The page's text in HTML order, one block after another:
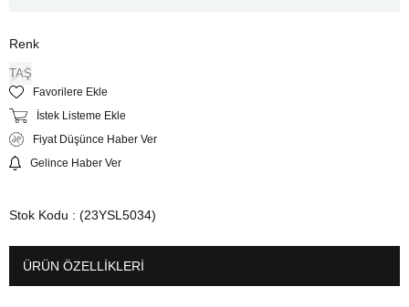
Renk
TAŞ
Favorilere Ekle
İstek Listeme Ekle
Fiyat Düşünce Haber Ver
Gelince Haber Ver
Stok Kodu (23YSL5034)
ÜRÜN ÖZELLIKLERI